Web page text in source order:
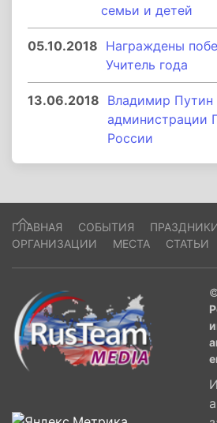
семьи и детей
05.10.2018 Награждены
Учитель года
13.06.2018 Владимир Путин
администрации
России
ГЛАВНАЯ СОБЫТИЯ
ОРГАНИЗАЦИИ
МЕСТА СТАТЬИ